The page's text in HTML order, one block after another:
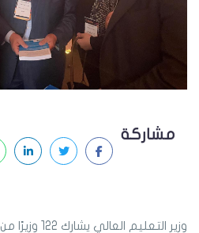
مشاركة
وزير التعليم